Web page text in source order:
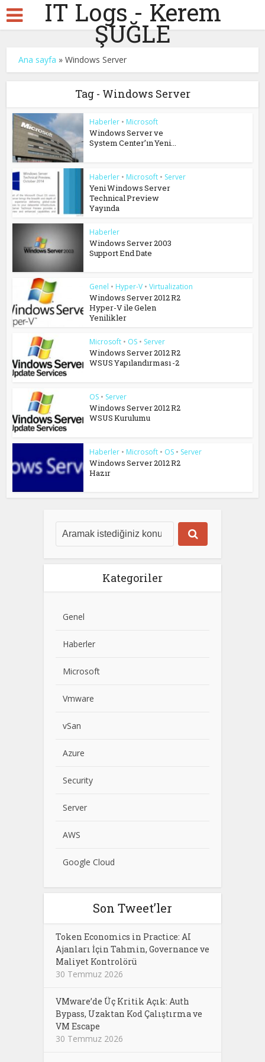
IT Logs - Kerem
ŞUĞLE
Ana sayfa »Windows Server
Tag - Windows Server
Haberler • Microsoft
Windows Server ve
System Center’ın Yeni...
Haberler • Microsoft • Server
Yeni Windows Server
Technical Preview
Yayında
Haberler
Windows Server 2003
Support End Date
Genel • Hyper-V • Virtualization
Windows Server 2012 R2
Hyper-V ile Gelen
Yenilikler
Microsoft • OS • Server
Windows Server 2012 R2
WSUS Yapılandırması -2
OS • Server
Windows Server 2012 R2
WSUS Kurulumu
Haberler • Microsoft • OS • Server
Windows Server 2012 R2
Hazır
Kategoriler
Genel
Haberler
Microsoft
Vmware
vSan
Azure
Security
Server
AWS
Google Cloud
Son Tweet’ler
Token Economics in Practice: AI
Ajanları İçin Tahmin, Governance ve
Maliyet Kontrolörü
30 Temmuz 2026
VMware’de Üç Kritik Açık: Auth
Bypass, Uzaktan Kod Çalıştırma ve
VM Escape
30 Temmuz 2026